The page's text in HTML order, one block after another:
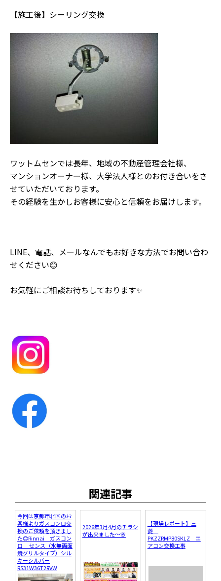
【施工後】シーリング交換
ワットムセンでは長年、地域の不動産管理会社様、
マンションオーナー様、大学法人様とのお付き合いをさ
せていただいております。
その経験を生かしお客様に安心と信頼をお届けします。
LINE、電話、メールなんでもお好きな方法でお問い合わ
せください😊
お気軽にご相談お待ちしております✨
関連記事
今回は京都市北区のお
客様よりガスコンロ交
換のご依頼を頂きまし
た😊Rinnai ガスコン
ロ センス（水無両面
焼グリルタイプ）シル
キーシルバー
RS31W36T2RVW
2026年3月4月のチラシ
が出来ました～🌸
【現場レポート】三
菱
PKZZRMP80SKLZ エ
アコン交換工事